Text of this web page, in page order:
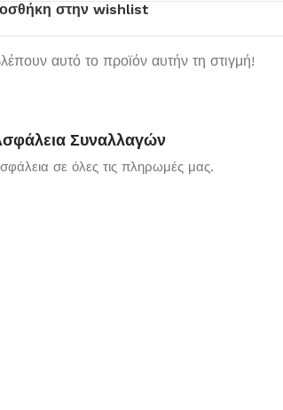
στην wishlist
αυτό το προϊόν αυτήν τη στιγμή!
Συναλλαγών
σε όλες τις πληρωμές μας.